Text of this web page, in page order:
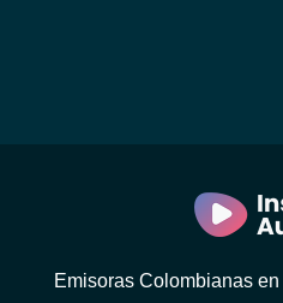
Emisoras Colombianas